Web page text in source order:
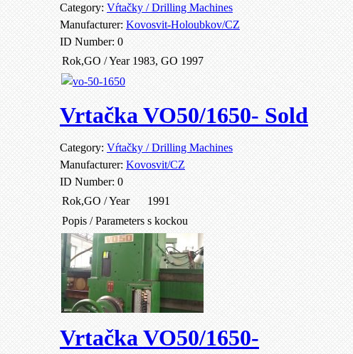
Category:Vŕtačky / Drilling Machines
Manufacturer:Kovosvit-Holoubkov/CZ
ID Number:0
Rok,GO / Year 1983, GO 1997
Vrtačka VO50/1650- Sold
Category:Vŕtačky / Drilling Machines
Manufacturer:Kovosvit/CZ
ID Number: 0
Rok,GO / Year
1991
Popis / Parameters s kockou
Vrtačka VO50/1650-